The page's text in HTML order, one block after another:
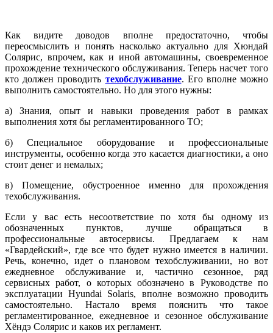
Как видите доводов вполне предостаточно, чтобы
переосмыслить и понять насколько актуально для Хюндай
Солярис, впрочем, как и иной автомашины, своевременное
прохождение технического обслуживания. Теперь насчет того
кто должен проводить техобслуживание. Его вполне можно
выполнить самостоятельно. Но для этого нужны:
а) Знания, опыт и навыки проведения работ в рамках
выполнения хотя бы регламентированного ТО;
б) Специальное оборудование и профессиональные
инструменты, особенно когда это касается диагностики, а оно
стоит денег и немалых;
в) Помещение, обустроенное именно для прохождения
техобслуживания.
Если у вас есть несоответствие по хотя бы одному из
обозначенных пунктов, лучше обращаться в
профессиональные автосервисы. Предлагаем к нам
«Гвардейский», где все что будет нужно имеется в наличии.
Речь, конечно, идет о плановом техобслуживании, но вот
ежедневное обслуживание и, частично сезонное, ряд
сервисных работ, о которых обозначено в Руководстве по
эксплуатации Hyundai Solaris, вполне возможно проводить
самостоятельно. Настало время пояснить что такое
регламентированное, ежедневное и сезонное обслуживание
Хёндэ Солярис и каков их регламент.